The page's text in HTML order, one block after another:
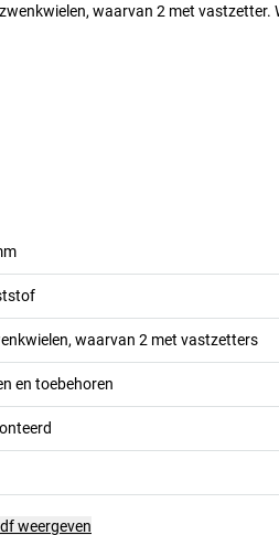
waarvan 2 met vastzetter.
waarvan 2 met vastzetters
en toebehoren
weergeven